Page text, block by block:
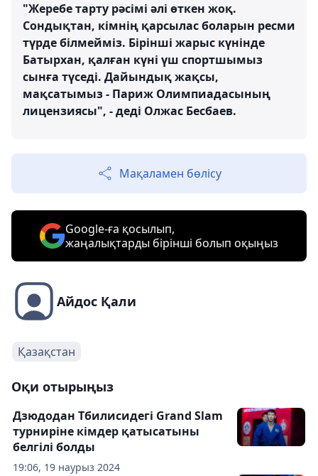
"Жеребе тарту рәсімі әлі өткен жоқ.
Сондықтан, кімнің қарсылас боларын ресми
түрде білмейміз. Бірінші жарыс күнінде
Батырхан, қалған күні үш спортшымыз
сынға түседі. Дайындық жақсы,
мақсатымыз - Париж Олимпиадасының
лицензиясы", - деді Олжас Бесбаев.
Мақаламен бөлісу
Google-ға қосылып,
жаңалықтарды бірінші болып оқыңыз
Айдос Қали
Қазақстан
Оқи отырыңыз
19:06, 19 наурыз 2024
Дзюдодан Тбилисидегі Grand Slam
турниріне кімдер қатысатыны
белгілі болды